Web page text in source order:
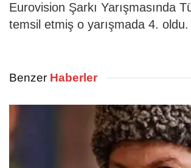
Eurovision Şarkı Yarışmasında
temsil etmiş o yarışmada 4. oldu.
Benzer Haberler